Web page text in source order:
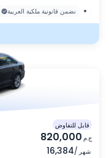
نضمن قانونية ملكية العربية •
قابل للتفاوض
820,000 ج.م
16,384/ شهر